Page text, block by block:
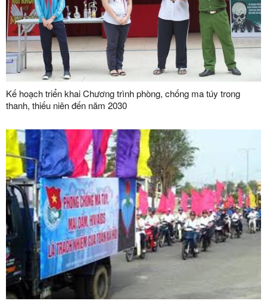
Kế hoạch triển khai Chương trình phòng, chống ma túy trong
thanh, thiếu niên đến năm 2030